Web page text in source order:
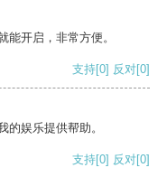
能开启，非常方便。
支持[0] 反对[0]
的娱乐提供帮助。
支持[0] 反对[0]